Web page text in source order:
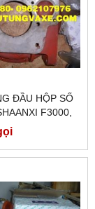
ĐẦU HỘP SỐ
F3000,
CÔNG XUẤT
KÉO CAMC